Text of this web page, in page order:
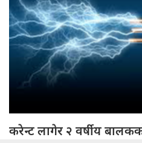
करेन्ट लागेर २ वर्षीय